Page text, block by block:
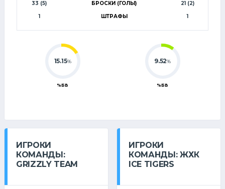
33 (5) БРОСКИ (ГОЛЫ)
21 (2)
1
ШТРАФЫ 1
15.15%
%БВ
9.52%
%БВ
ИГРОКИ
КОМАНДЫ:
GRIZZLY TEAM
ИГРОКИ
КОМАНДЫ: ЖХК
ICE TIGERS